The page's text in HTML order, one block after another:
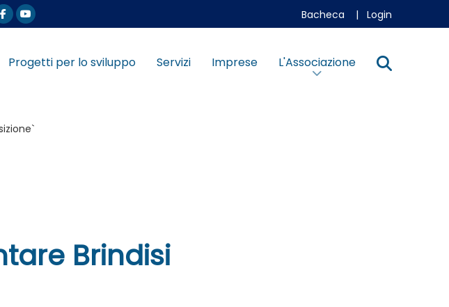
Bacheca | Login
Progetti per lo sviluppo Servizi Imprese L'Associazione
Brindisi